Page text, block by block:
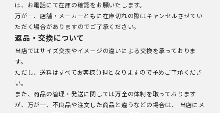
は、お電話にて在庫の確認をお願いたします。
万が一、店舗・メーカーともに在庫切れの際はキャンセルさせてい
ただく場合がありますのでご了承ください。
返品・交換について
当店ではサイズ交換やイメージの違いによる交換を承っておりま
す。
ただし、送料はすべてお客様負担となりますので予めご了承くださ
い。
また、商品の管理・発送に関しては万全の体制を取っております
が、万が一、不良品や注文した商品と違うなどの場合は、 当店にメ